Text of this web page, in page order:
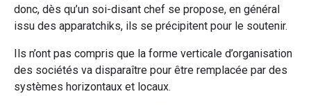
donc, dès qu’un soi-disant chef se propose, en général
issu des apparatchiks, ils se précipitent pour le soutenir.
Ils n’ont pas compris que la forme verticale d’organisation
des sociétés va disparaître pour être remplacée par des
systèmes horizontaux et locaux.